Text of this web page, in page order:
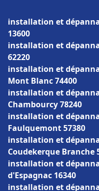
installation et
13600
installation et
62220
installation et
Mont Blanc 74400
installation et
Chambourcy 78240
installation et
Faulquemont 57380
installation et
Coudekerque Branche
installation et
d'Espagnac 16340
installation et